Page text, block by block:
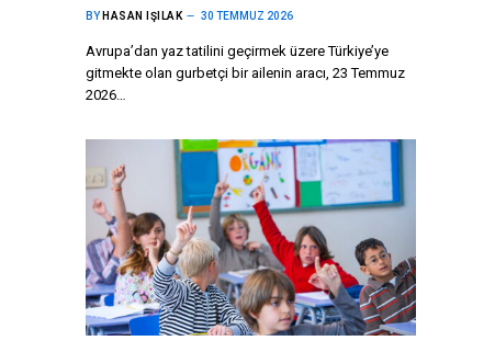
BY HASAN IŞILAK 30 TEMMUZ 2026
Avrupa’dan yaz tatilini geçirmek üzere Türkiye’ye
gitmekte olan gurbetçi bir ailenin aracı, 23 Temmuz
2026…